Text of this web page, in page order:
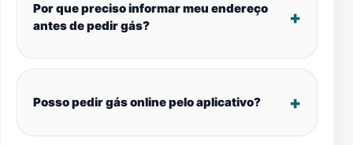
Por que preciso informar meu endereço
antes de pedir gás?
Posso pedir gás online pelo aplicativo?